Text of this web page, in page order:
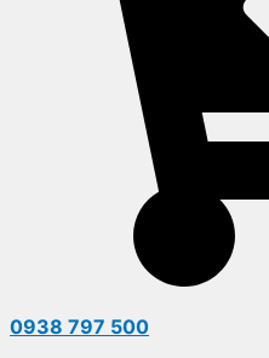
0938 797 500